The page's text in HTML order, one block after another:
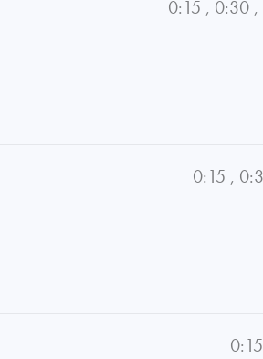
0:15 , 0:30 ,
0:15 ,
0:15